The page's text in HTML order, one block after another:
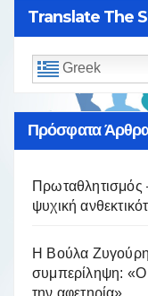
Translate The
Greek
Πρόσφατα
Πρωταθλητισμός
ψυχική
Η Βούλα Ζυγούρη
συμπερίληψη: «Ο
την αφετηρία»